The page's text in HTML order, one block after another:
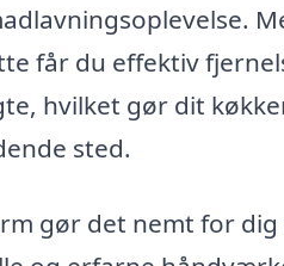
får du effektiv
hvilket gør dit
sted.
gør det nemt for